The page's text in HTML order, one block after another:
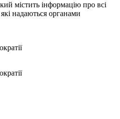
містить інформацію про всі
надаються органами